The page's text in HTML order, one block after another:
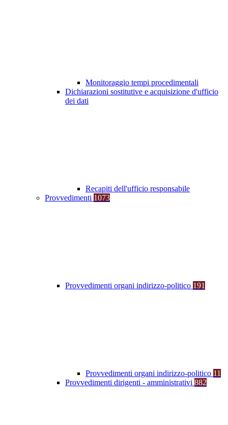
Monitoraggio tempi procedimentali
Dichiarazioni sostitutive e acquisizione d'ufficio
dei dati
Recapiti dell'ufficio responsabile
Provvedimenti 1073
Provvedimenti organi indirizzo-politico 191
Provvedimenti organi indirizzo-politico 11
Provvedimenti dirigenti - amministrativi 882